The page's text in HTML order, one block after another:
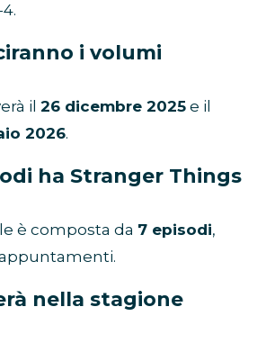
i volumi
il 26 dicembre 2025 e il
2026.
ha Stranger Things
è composta da 7 episodi,
nella stagione